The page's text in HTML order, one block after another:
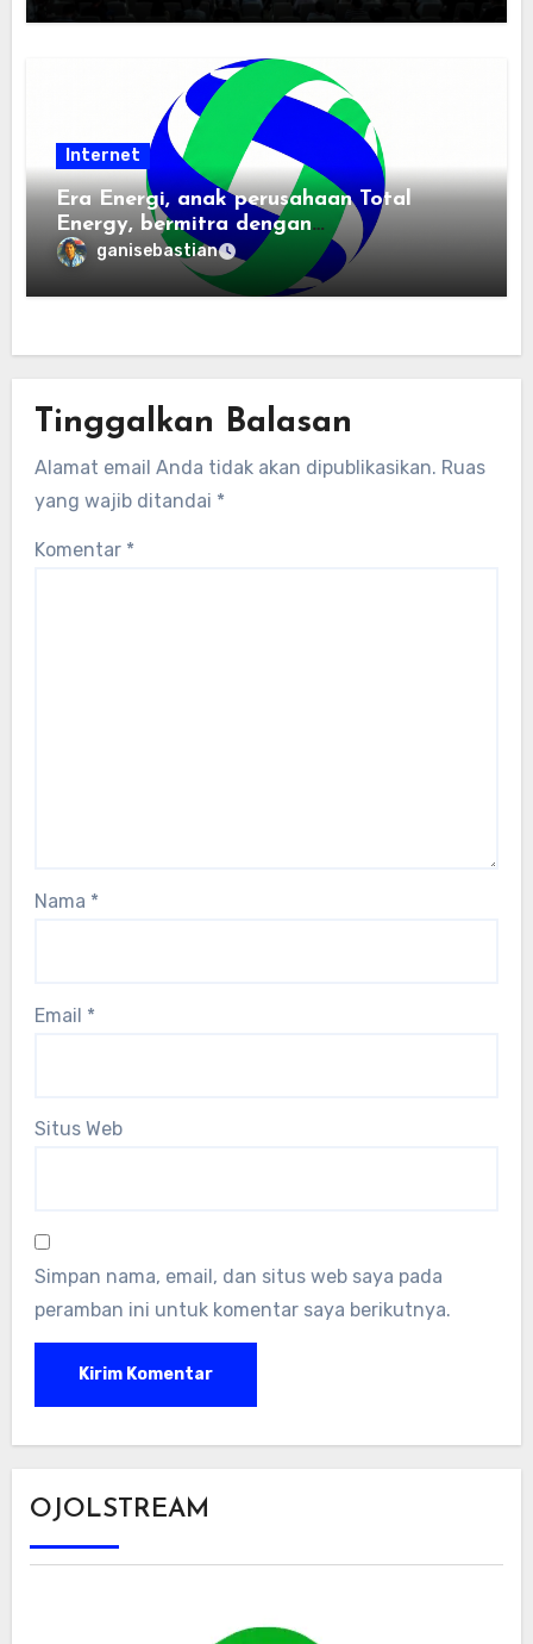
Internet
Era Energi, anak perusahaan Total
Energy, bermitra dengan
Zhuochuangtong untuk mempercepat
transisi energi Indonesia — raksasa
energi global bergabung dengan tim
terbarukan dan infrastruktur listrik
ganisebastian
Tinggalkan Balasan
Alamat email Anda tidak akan dipublikasikan. Ruas
yang wajib ditandai *
Komentar *
Nama *
Email *
Situs Web
Simpan nama, email, dan situs web saya pada
peramban ini untuk komentar saya berikutnya.
OJOLSTREAM